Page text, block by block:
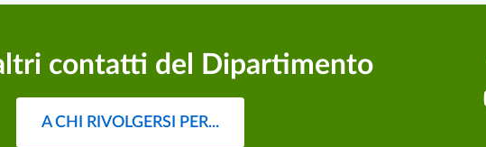
contatti del Dipartimento
A CHI RIVOLGERSI PER...